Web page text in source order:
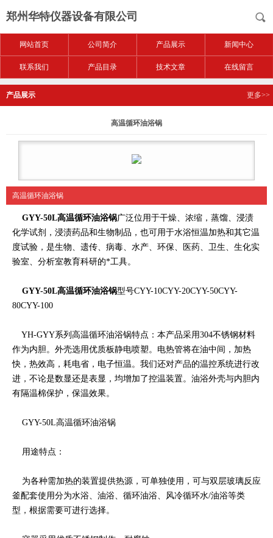
郑州华特仪器设备有限公司
网站首页 公司简介 产品展示 新闻中心
联系我们 产品目录 技术文章 在线留言
产品展示 更多>>
高温循环油浴锅
高温循环油浴锅
GYY-50L高温循环油浴锅广泛位用于干燥、浓缩，蒸馏、浸渍
化学试剂，浸渍药品和生物制品，也可用于水浴恒温加热和其它温
度试验，是生物、遗传、病毒、水产、环保、医药、卫生、生化实
验室、分析室教育科研的*工具。
GYY-50L高温循环油浴锅型号CYY-10CYY-20CYY-50CYY-
80CYY-100
YH-GYY系列高温循环油浴锅特点：本产品采用304不锈钢材料
作为内胆。外壳选用优质板静电喷塑。电热管将在油中间，加热
快，热效高，耗电省，电子恒温。我们还对产品的温控系统进行改
进，不论是数显还是表显，均增加了控温装置。油浴外壳与内胆内
有隔温棉保护，保温效果。
GYY-50L高温循环油浴锅
用途特点：
为各种需加热的装置提供热源，可单独使用，可与双层玻璃反应
釜配套使用分为水浴、油浴、循环油浴、风冷循环水/油浴等类
型，根据需要可进行选择。